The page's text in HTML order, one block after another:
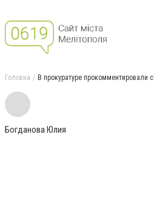
Головна В прокуратуре
Богданова Юлия